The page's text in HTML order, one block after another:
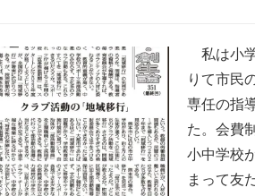
私は小
りて市民
専任の指
た。会費
小中学校
まって友